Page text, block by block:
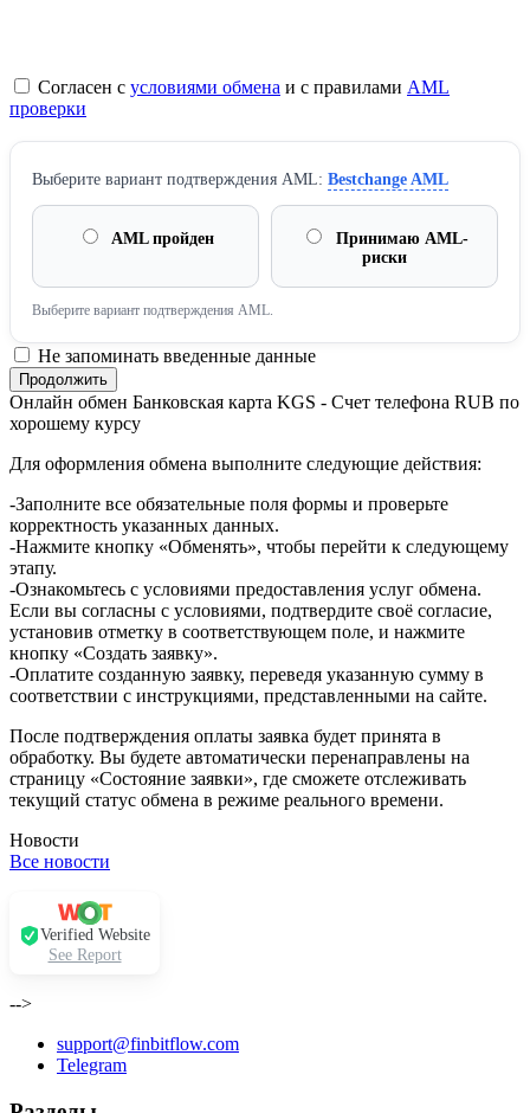
Согласен с условиями обмена и с правилами AML
проверки
Выберите вариант подтверждения AML: Bestchange AML
AML пройден
Принимаю AML-
риски
Выберите вариант подтверждения AML.
Не запоминать введенные данные
Онлайн обмен Банковская карта KGS - Счет телефона RUB по
хорошему курсу
Для оформления обмена выполните следующие действия:
-Заполните все обязательные поля формы и проверьте
корректность указанных данных.
-Нажмите кнопку «Обменять», чтобы перейти к следующему
этапу.
-Ознакомьтесь с условиями предоставления услуг обмена.
Если вы согласны с условиями, подтвердите своё согласие,
установив отметку в соответствующем поле, и нажмите
кнопку «Создать заявку».
-Оплатите созданную заявку, переведя указанную сумму в
соответствии с инструкциями, представленными на сайте.
После подтверждения оплаты заявка будет принята в
обработку. Вы будете автоматически перенаправлены на
страницу «Состояние заявки», где сможете отслеживать
текущий статус обмена в режиме реального времени.
Новости
Все новости
Verified Website
See Report
-->
support@finbitflow.com
Telegram